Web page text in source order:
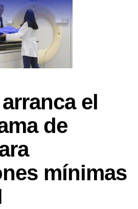
el
de
mínimas